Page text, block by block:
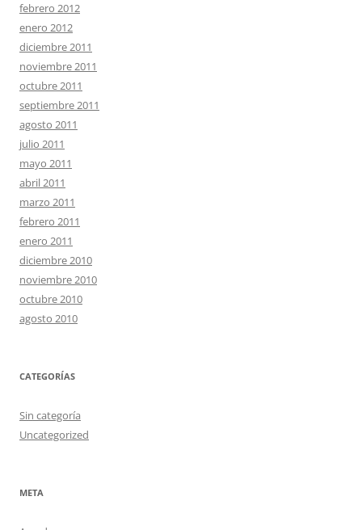
febrero 2012
enero 2012
diciembre 2011
noviembre 2011
octubre 2011
septiembre 2011
agosto 2011
julio 2011
mayo 2011
abril 2011
marzo 2011
febrero 2011
enero 2011
diciembre 2010
noviembre 2010
octubre 2010
agosto 2010
CATEGORÍAS
Sin categoría
Uncategorized
META